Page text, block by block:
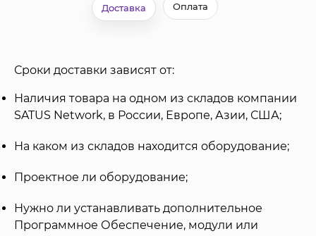
Доставка Оплата
Сроки доставки зависят от:
Наличия товара на одном из складов компании
SATUS Network, в России, Европе, Азии, США;
На каком из складов находится оборудование;
Проектное ли оборудование;
Нужно ли устанавливать дополнительное
Программное Обеспечение, модули или